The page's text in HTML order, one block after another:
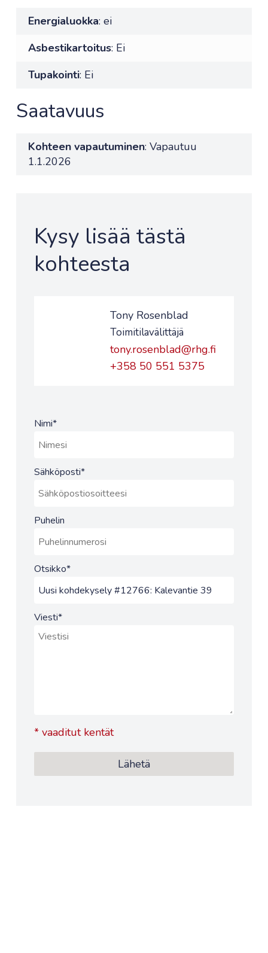
Energialuokka: ei
Asbestikartoitus: Ei
Tupakointi: Ei
Saatavuus
Kohteen vapautuminen: Vapautuu
1.1.2026
Kysy lisää tästä
kohteesta
Tony Rosenblad
Toimitilavälittäjä
tony.rosenblad@rhg.fi
+358 50 551 5375
Nimi*
Sähköposti*
Puhelin
Otsikko*
Viesti*
*vaaditut kentät